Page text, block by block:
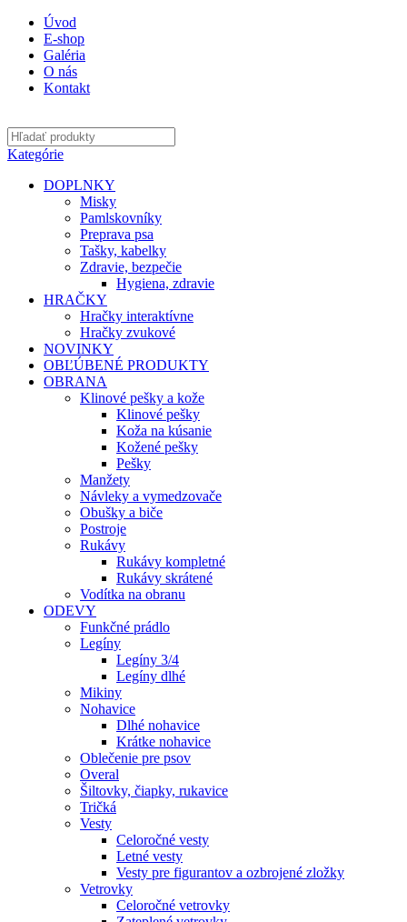
Úvod
E-shop
Galéria
O nás
Kontakt
Kategórie
DOPLNKY
Misky
Pamlskovníky
Preprava psa
Tašky, kabelky
Zdravie, bezpečie
Hygiena, zdravie
HRAČKY
Hračky interaktívne
Hračky zvukové
NOVINKY
OBĽÚBENÉ PRODUKTY
OBRANA
Klinové pešky a kože
Klinové pešky
Koža na kúsanie
Kožené pešky
Pešky
Manžety
Návleky a vymedzovače
Obušky a biče
Postroje
Rukávy
Rukávy kompletné
Rukávy skrátené
Vodítka na obranu
ODEVY
Funkčné prádlo
Legíny
Legíny 3/4
Legíny dlhé
Mikiny
Nohavice
Dlhé nohavice
Krátke nohavice
Oblečenie pre psov
Overal
Šiltovky, čiapky, rukavice
Tričká
Vesty
Celoročné vesty
Letné vesty
Vesty pre figurantov a ozbrojené zložky
Vetrovky
Celoročné vetrovky